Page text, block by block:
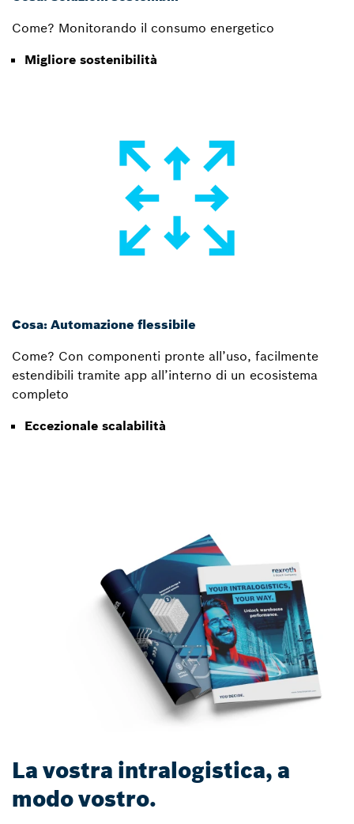
Come? Monitorando il consumo energetico
Migliore sostenibilità
Cosa: Automazione flessibile
Come? Con componenti pronte all’uso, facilmente
estendibili tramite app all’interno di un ecosistema
completo
Eccezionale scalabilità
La vostra intralogistica, a
modo vostro.